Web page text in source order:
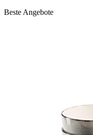
Beste Angebote